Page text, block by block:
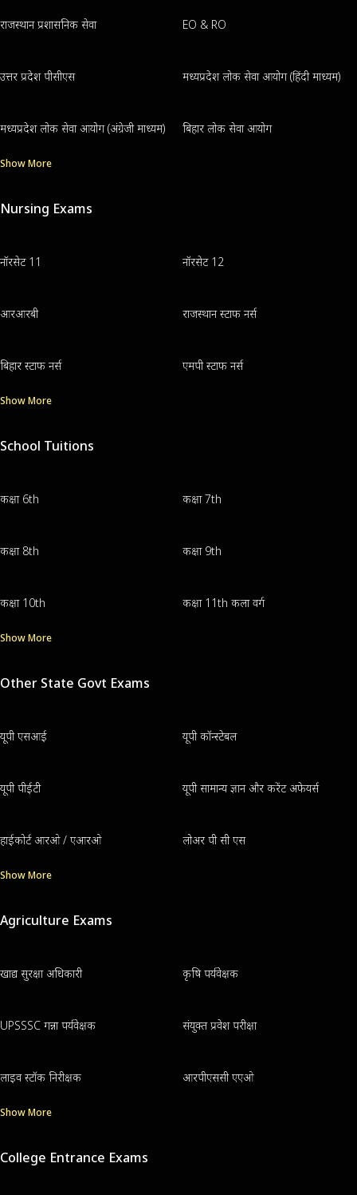
राजस्थान प्रशासनिक सेवा EO & RO
उत्तर प्रदेश पीसीएस मध्यप्रदेश लोक सेवा आयोग (हिंदी माध्यम)
मध्यप्रदेश लोक सेवा आयोग (अंग्रेजी माध्यम) बिहार लोक सेवा आयोग
Show More
Nursing Exams
नॉरसेट 11 नॉरसेट 12
आरआरबी राजस्थान स्टाफ नर्स
बिहार स्टाफ नर्स एमपी स्टाफ नर्स
Show More
School Tuitions
कक्षा 6th कक्षा 7th
कक्षा 8th कक्षा 9th
कक्षा 10th कक्षा 11th कला वर्ग
Show More
Other State Govt Exams
यूपी एसआई यूपी कॉन्स्टेबल
यूपी पीईटी यूपी सामान्य ज्ञान और करेंट अफेयर्स
हाईकोर्ट आरओ / एआरओ लोअर पी सी एस
Show More
Agriculture Exams
खाद्य सुरक्षा अधिकारी कृषि पर्यवेक्षक
UPSSSC गन्ना पर्यवेक्षक संयुक्त प्रवेश परीक्षा
लाइव स्टॉक निरीक्षक आरपीएससी एएओ
Show More
College Entrance Exams